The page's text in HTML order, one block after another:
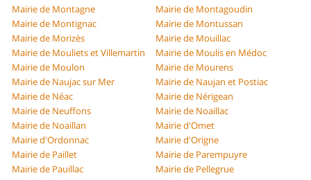
Mairie de Montagne
Mairie de Montagoudin
Mairie de Montignac
Mairie de Montussan
Mairie de Morizès
Mairie de Mouillac
Mairie de Mouliets et Villemartin
Mairie de Moulis en Médoc
Mairie de Moulon
Mairie de Mourens
Mairie de Naujac sur Mer
Mairie de Naujan et Postiac
Mairie de Néac
Mairie de Nérigean
Mairie de Neuffons
Mairie de Noaillac
Mairie de Noaillan
Mairie d'Omet
Mairie d'Ordonnac
Mairie d'Origne
Mairie de Paillet
Mairie de Parempuyre
Mairie de Pauillac
Mairie de Pellegrue